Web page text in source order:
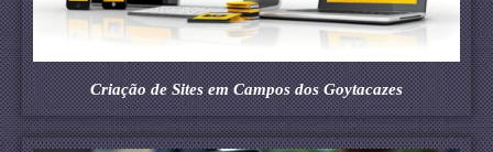
Criação de Sites em Campos dos Goytacazes